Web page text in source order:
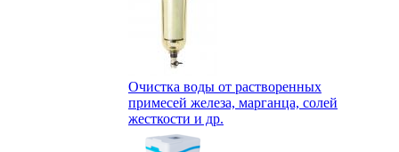
Очистка воды от растворенных
примесей железа, марганца, солей
жесткости и др.